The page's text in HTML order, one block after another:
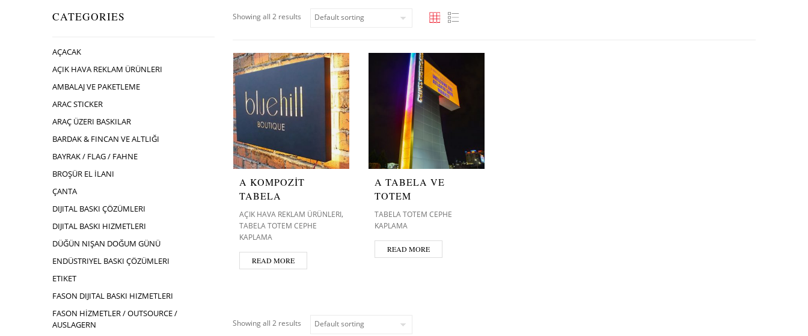
CATEGORIES
AÇACAK
AÇIK HAVA REKLAM ÜRÜNLERI
AMBALAJ VE PAKETLEME
ARAC STICKER
ARAÇ ÜZERI BASKILAR
BARDAK & FINCAN VE ALTLIĞI
BAYRAK / FLAG / FAHNE
BROŞÜR EL İLANI
ÇANTA
DIJITAL BASKI ÇÖZÜMLERI
DIJITAL BASKI HIZMETLERI
DÜĞÜN NIŞAN DOĞUM GÜNÜ
ENDÜSTRIYEL BASKI ÇÖZÜMLERI
ETIKET
FASON DIJITAL BASKI HIZMETLERI
FASON HİZMETLER / OUTSOURCE /
AUSLAGERN
Showing all 2 results
A KOMPOZİT
TABELA
AÇIK HAVA REKLAM ÜRÜNLERI,
TABELA TOTEM CEPHE
KAPLAMA
READ MORE
A TABELA VE
TOTEM
TABELA TOTEM CEPHE
KAPLAMA
READ MORE
Showing all 2 results